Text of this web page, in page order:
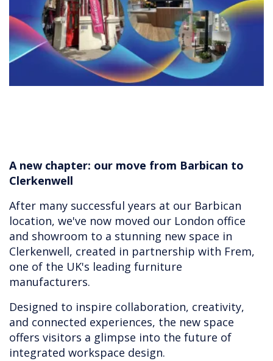
A new chapter: our move from Barbican to
Clerkenwell
After many successful years at our Barbican
location, we've now moved our London office
and showroom to a stunning new space in
Clerkenwell, created in partnership with Frem,
one of the UK's leading furniture
manufacturers.
Designed to inspire collaboration, creativity,
and connected experiences, the new space
offers visitors a glimpse into the future of
integrated workspace design.